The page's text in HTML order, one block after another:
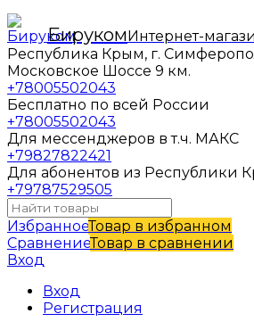
БирукомИнтернет-
Республика Крым, г.
Московское Шоссе 9 км.
+78005502043
Бесплатно по всей России
+78005502043
Для мессенджеров в т.ч. МАКС
+79827822421
Для абонентов из Республики
+79787529505
ИзбранноеТовар в избранном
СравнениеТовар в сравнении
Вход
Вход
Регистрация